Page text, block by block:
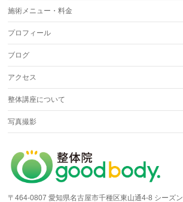
施術メニュー・料金
プロフィール
ブログ
アクセス
整体講座について
写真撮影
〒464-0807 愛知県名古屋市千種区東山通4-8 シーズン